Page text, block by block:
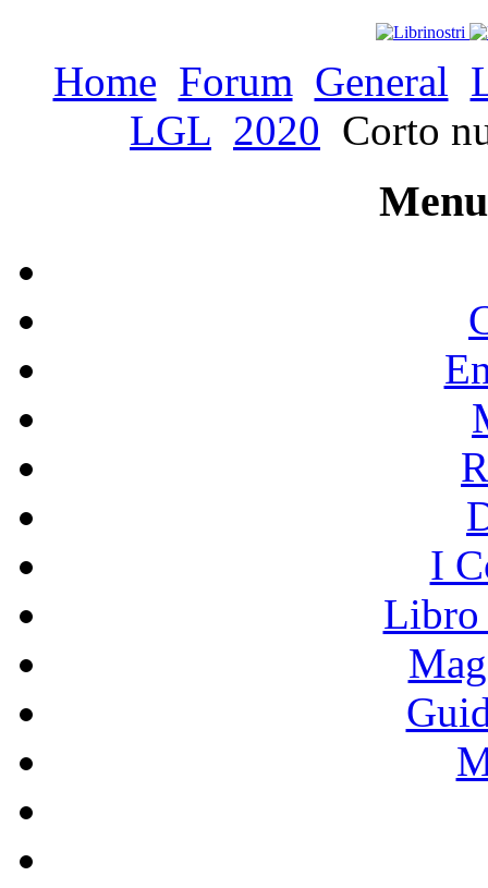
Home Forum General
LGL 2020 Corto
I
Libro